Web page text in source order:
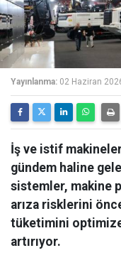
Yayınlanma: 02 Haziran
İş ve istif
gündem haline
sistemler, makine
arıza risklerini
tüketimini
artırıyor.